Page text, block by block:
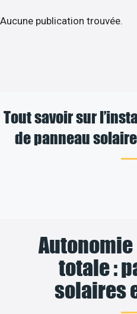
Aucune publication trouvée.
Tout savoir sur
de panneau
totale :
solaires